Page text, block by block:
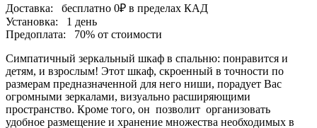
Доставка:
бесплатно 0₽ в пределах КАД
Установка:
1 день
Предоплата:
70% от стоимости
Симпатичный зеркальный шкаф в спальню: понравится и
детям, и взрослым! Этот шкаф, скроенный в точности по
размерам предназначенной для него ниши, порадует Вас
огромными зеркалами, визуально расширяющими
пространство. Кроме того, он позволит организовать
удобное размещение и хранение множества необходимых в